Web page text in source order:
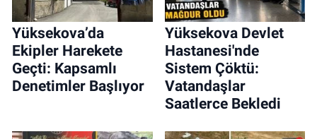
Yüksekova’da
Ekipler Harekete
Geçti: Kapsamlı
Denetimler Başlıyor
Yüksekova Devlet
Hastanesi'nde
Sistem Çöktü:
Vatandaşlar
Saatlerce Bekledi